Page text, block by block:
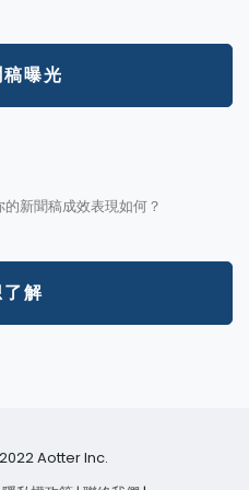
曝光
新聞稿成效表現如何？
解
Aotter Inc.